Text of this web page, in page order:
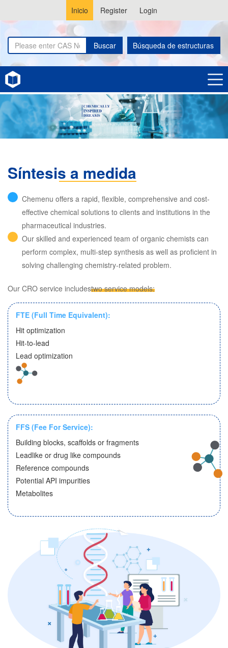
Inicio Register Login
Buscar Búsqueda de estructuras
Síntesis a medida
Chemenu offers a rapid, flexible, comprehensive and cost-
effective chemical solutions to clients and institutions in the
pharmaceutical industries.
Our skilled and experienced team of organic chemists can
perform complex, multi-step synthesis as well as proficient in
solving challenging chemistry-related problem.
Our CRO service includestwo service models:
FTE (Full Time Equivalent):
Hit optimization
Hit-to-lead
Lead optimization
FFS (Fee For Service):
Building blocks, scaffolds or fragments
Leadlike or drug like compounds
Reference compounds
Potential API impurities
Metabolites